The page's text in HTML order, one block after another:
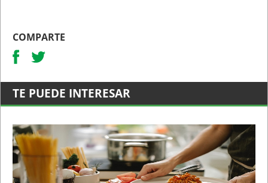
COMPARTE
TE PUEDE INTERESAR